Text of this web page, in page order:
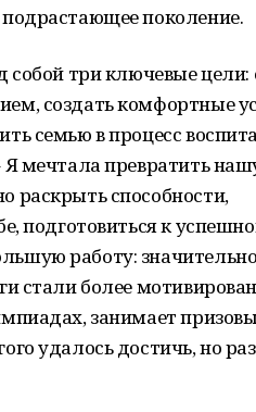
поколение.
собой три ключевые цели:
создать комфортные
семью в процесс
Я мечтала превратить
раскрыть способности,
подготовиться к
работу:
стали более
занимает
удалось достичь, но